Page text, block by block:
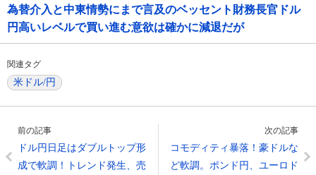
為替介入と中東情勢にまで言及のベッセント財務長官ドル
円高いレベルで買い進む意欲は確かに減退だが
関連タグ
米ドル/円
前の記事
ドル円日足はダブルトップ形
成で軟調！トレンド発生、売
次の記事
コモディティ暴落！豪ドルな
ど軟調。ポンド円、ユーロド